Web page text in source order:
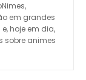
em grandes
hoje em dia,
sobre animes